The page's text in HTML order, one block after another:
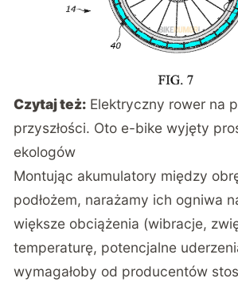
Czytaj też: Elektryczny rower na
przyszłości. Oto e-bike wyjęty
ekologów
Montując akumulatory między
podłożem, narażamy ich ogniwa
większe obciążenia (wibracje,
temperaturę, potencjalne
wymagałoby od producentów